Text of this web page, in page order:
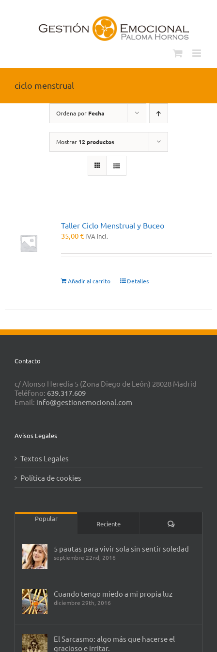
ciclo menstrual
Ordena por Fecha
Mostrar 12 productos
Taller Ciclo Menstrual y Buceo
35,00€ IVA incl.
Añadir al carrito Detalles
Contacto
c/ Alonso Heredia 5 (Zona Diego de León) 28028 Madrid
Teléfono: 639.317.609
Email: info@gestionemocional.com
Avisos Legales
Textos Legales
Política de cookies
Popular
Reciente Comentarios
5 pautas para vivir sola sin sentir soledad
septiembre 22nd, 2016
Cuando tengo miedo a mi propia luz
diciembre 29th, 2016
El Sarcasmo: algo más que hacerse el
gracioso e irritar.